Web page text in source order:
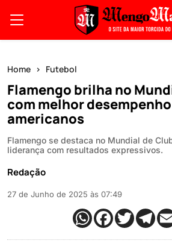
Home Futebol
Flamengo brilha no
com melhor
americanos
Flamengo se destaca no Mundial de
liderança com resultados expressivos.
Redação
27 de Junho de 2025 às 07:49